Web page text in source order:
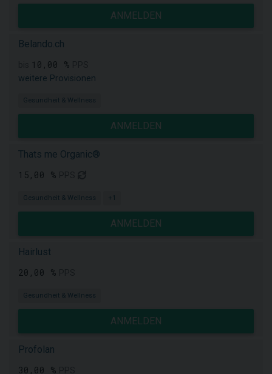
ANMELDEN
Belando.ch
10,00 %
weitere Provisionen
Gesundheit & Wellness
ANMELDEN
Thats me Organic®
15,00 %
Gesundheit & Wellness +1
ANMELDEN
Hairlust
20,00 %
Gesundheit & Wellness
ANMELDEN
Profolan
30,00 %